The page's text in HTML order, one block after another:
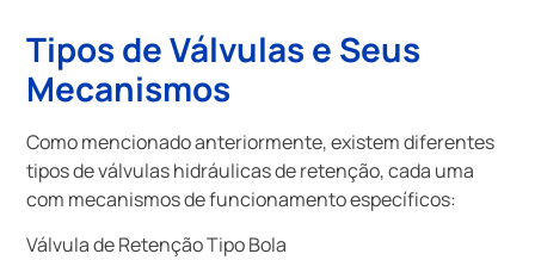
Tipos de Válvulas e Seus
Mecanismos
Como mencionado anteriormente, existem diferentes
tipos de válvulas hidráulicas de retenção, cada uma
com mecanismos de funcionamento específicos:
Válvula de Retenção Tipo Bola